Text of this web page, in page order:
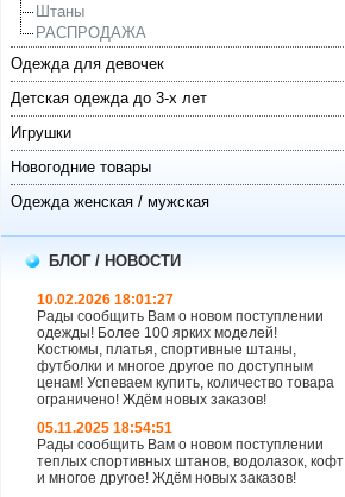
Штаны
РАСПРОДАЖА
Одежда для девочек
Детская одежда до 3-х лет
Игрушки
Новогодние товары
Одежда женская / мужская
БЛОГ / НОВОСТИ
10.02.2026 18:01:27
Рады сообщить Вам о новом поступлении
одежды! Более 100 ярких моделей!
Костюмы, платья, спортивные штаны,
футболки и многое другое по доступным
ценам! Успеваем купить, количество товара
ограничено! Ждём новых заказов!
05.11.2025 18:54:51
Рады сообщить Вам о новом поступлении
теплых спортивных штанов, водолазок, кофт
и многое другое! Ждём новых заказов!